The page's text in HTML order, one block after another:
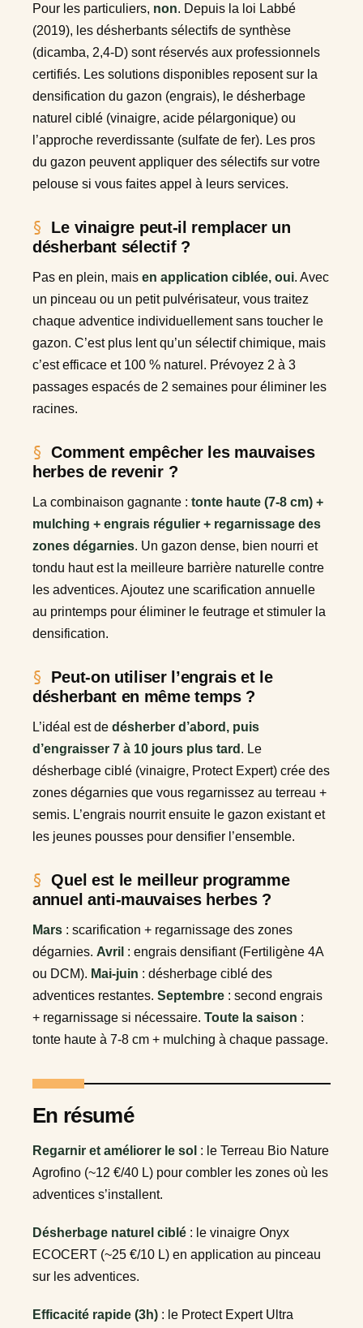
Pour les particuliers, non. Depuis la loi Labbé
(2019), les désherbants sélectifs de synthèse
(dicamba, 2,4-D) sont réservés aux professionnels
certifiés. Les solutions disponibles reposent sur la
densification du gazon (engrais), le désherbage
naturel ciblé (vinaigre, acide pélargonique) ou
l’approche reverdissante (sulfate de fer). Les pros
du gazon peuvent appliquer des sélectifs sur votre
pelouse si vous faites appel à leurs services.
Le vinaigre peut-il remplacer un
désherbant sélectif ?
Pas en plein, mais en application ciblée, oui. Avec
un pinceau ou un petit pulvérisateur, vous traitez
chaque adventice individuellement sans toucher le
gazon. C’est plus lent qu’un sélectif chimique, mais
c’est efficace et 100 % naturel. Prévoyez 2 à 3
passages espacés de 2 semaines pour éliminer les
racines.
Comment empêcher les mauvaises
herbes de revenir ?
La combinaison gagnante : tonte haute (7-8 cm) +
mulching + engrais régulier + regarnissage des
zones dégarnies. Un gazon dense, bien nourri et
tondu haut est la meilleure barrière naturelle contre
les adventices. Ajoutez une scarification annuelle
au printemps pour éliminer le feutrage et stimuler la
densification.
Peut-on utiliser l’engrais et le
désherbant en même temps ?
L’idéal est de désherber d’abord, puis
d’engraisser 7 à 10 jours plus tard . Le
désherbage ciblé (vinaigre, Protect Expert) crée des
zones dégarnies que vous regarnissez au terreau +
semis. L’engrais nourrit ensuite le gazon existant et
les jeunes pousses pour densifier l’ensemble.
Quel est le meilleur programme
annuel anti-mauvaises herbes ?
Mars : scarification + regarnissage des zones
dégarnies. Avril : engrais densifiant (Fertiligène 4A
ou DCM). Mai-juin : désherbage ciblé des
adventices restantes. Septembre : second engrais
+ regarnissage si nécessaire. Toute la saison :
tonte haute à 7-8 cm + mulching à chaque passage.
En résumé
Regarnir et améliorer le sol : le Terreau Bio Nature
Agrofino (~12 €/40 L) pour combler les zones où les
adventices s’installent.
Désherbage naturel ciblé : le vinaigre Onyx
ECOCERT (~25 €/10 L) en application au pinceau
sur les adventices.
Efficacité rapide (3h) : le Protect Expert Ultra